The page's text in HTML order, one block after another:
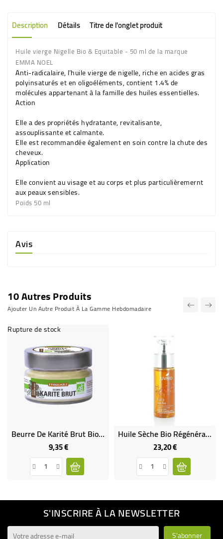
Description Détails Titre de l'onglet produit
Huile vierge Nigelle Bio & Equitable - 50 ml de la marque
EMMA NOEL
Anti-radicalaire, l’huile vierge de nigelle, riche en acides gras
polyinsaturés et en oligoéléments, contient 1.4% de
molécules appartenant à la famille des huiles essentielles.
Action
Elle a des propriétés hydratante, revitalisante,
assouplissante et calmante.
Elle est recommandée également en soin contre la chute des
cheveux.
Application
Elle convient au visage et au corps et plus particulièremernt
aux peaux sensibles.
Poids 50 ml
Avis
10 Autres Produits
Ajouter Un Autre Produit À La Gamme Hebdomadaire
Rupture de stock
Beurre De Karité Brut Bio & Équitable
9,35 €Prix
Huile Sèche Bio Régénérante Et Anti-Âge
23,20 €Prix
S'INSCRIRE À LA NEWSLETTER